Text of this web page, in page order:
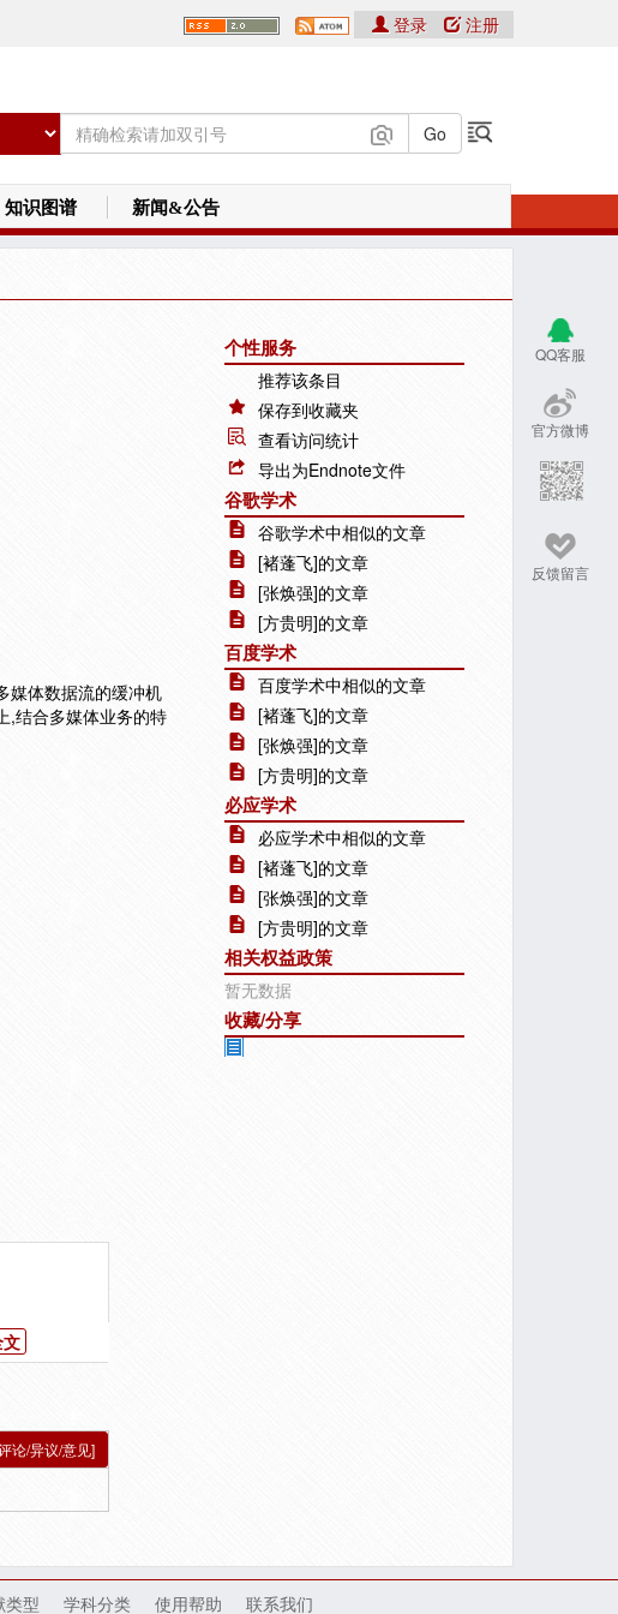
登录 注册
知识图谱 新闻&公告
QQ客服
官方微博
反馈留言
媒体数据流的缓冲机
,结合多媒体业务的特
个性服务
推荐该条目
保存到收藏夹
查看访问统计
导出为Endnote文件
谷歌学术
谷歌学术中相似的文章
[褚蓬飞]的文章
[张焕强]的文章
[方贵明]的文章
百度学术
百度学术中相似的文章
[褚蓬飞]的文章
[张焕强]的文章
[方贵明]的文章
必应学术
必应学术中相似的文章
[褚蓬飞]的文章
[张焕强]的文章
[方贵明]的文章
相关权益政策
暂无数据
收藏/分享
论/异议/意见]
类型 学科分类 使用帮助 联系我们